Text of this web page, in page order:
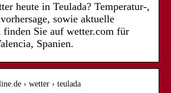
heute in Teulada? Temperatur-,
sowie aktuelle
finden Sie auf wetter.com für
Spanien.
› wetter › teulada